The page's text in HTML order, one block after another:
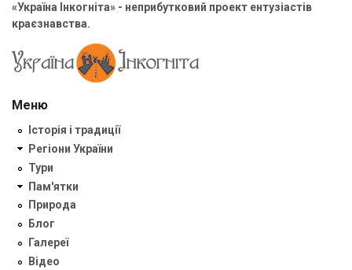
«Україна Інкогніта» - неприбутковий проект ентузіастів
краєзнавства.
Меню
Історія і традиції
Регіони України
Тури
Пам'ятки
Природа
Блог
Галереї
Відео